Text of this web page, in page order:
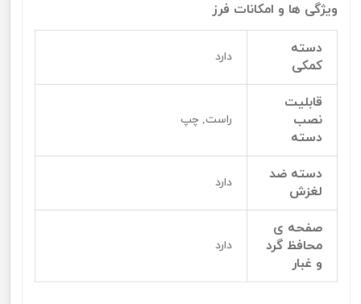
ویژگی ها و امکانات فرز
دسته
کمکی
دارد
قابلیت
نصب
دسته
راست, چپ
دسته ضد
لغزش
دارد
صفحه ی
محافظ گرد
و غبار
دارد